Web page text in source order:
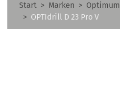
Start Marken Optimum
OPTIdrill D 23 Pro V